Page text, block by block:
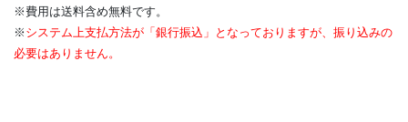
※費用は送料含め無料です。
※ システム上支払方法が「銀行振込」となっておりますが、振り込みの
必要はありません。